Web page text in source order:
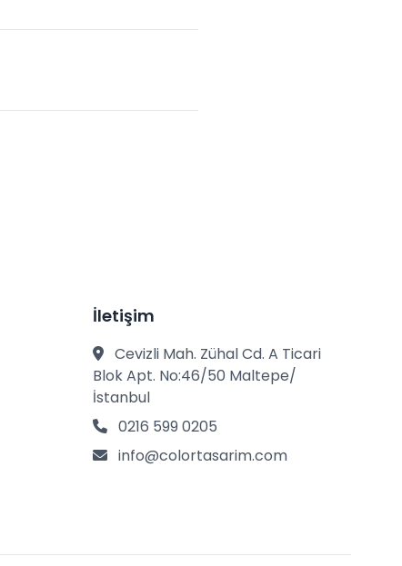
İletişim
Cevizli Mah. Zühal Cd. A Ticari
Blok Apt. No:46/50 Maltepe/
İstanbul
0216 599 0205
info@colortasarim.com